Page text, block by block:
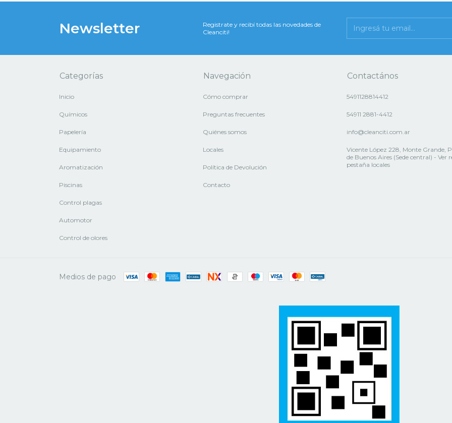
Newsletter
Registrate y recibí todas las novedades de
Cleanciti!
Categorías
Inicio
Químicos
Papelería
Equipamiento
Aromatización
Piscinas
Control plagas
Automotor
Control de olores
Navegación
Cómo comprar
Preguntas frecuentes
Quiénes somos
Locales
Política de Devolución
Contacto
Contactános
5491128814412
54911 2881-4412
info@cleanciti.com.ar
Vicente López 228, Monte Grande,
de Buenos Aires (Sede central) - Ver
pestaña locales
Medios de pago